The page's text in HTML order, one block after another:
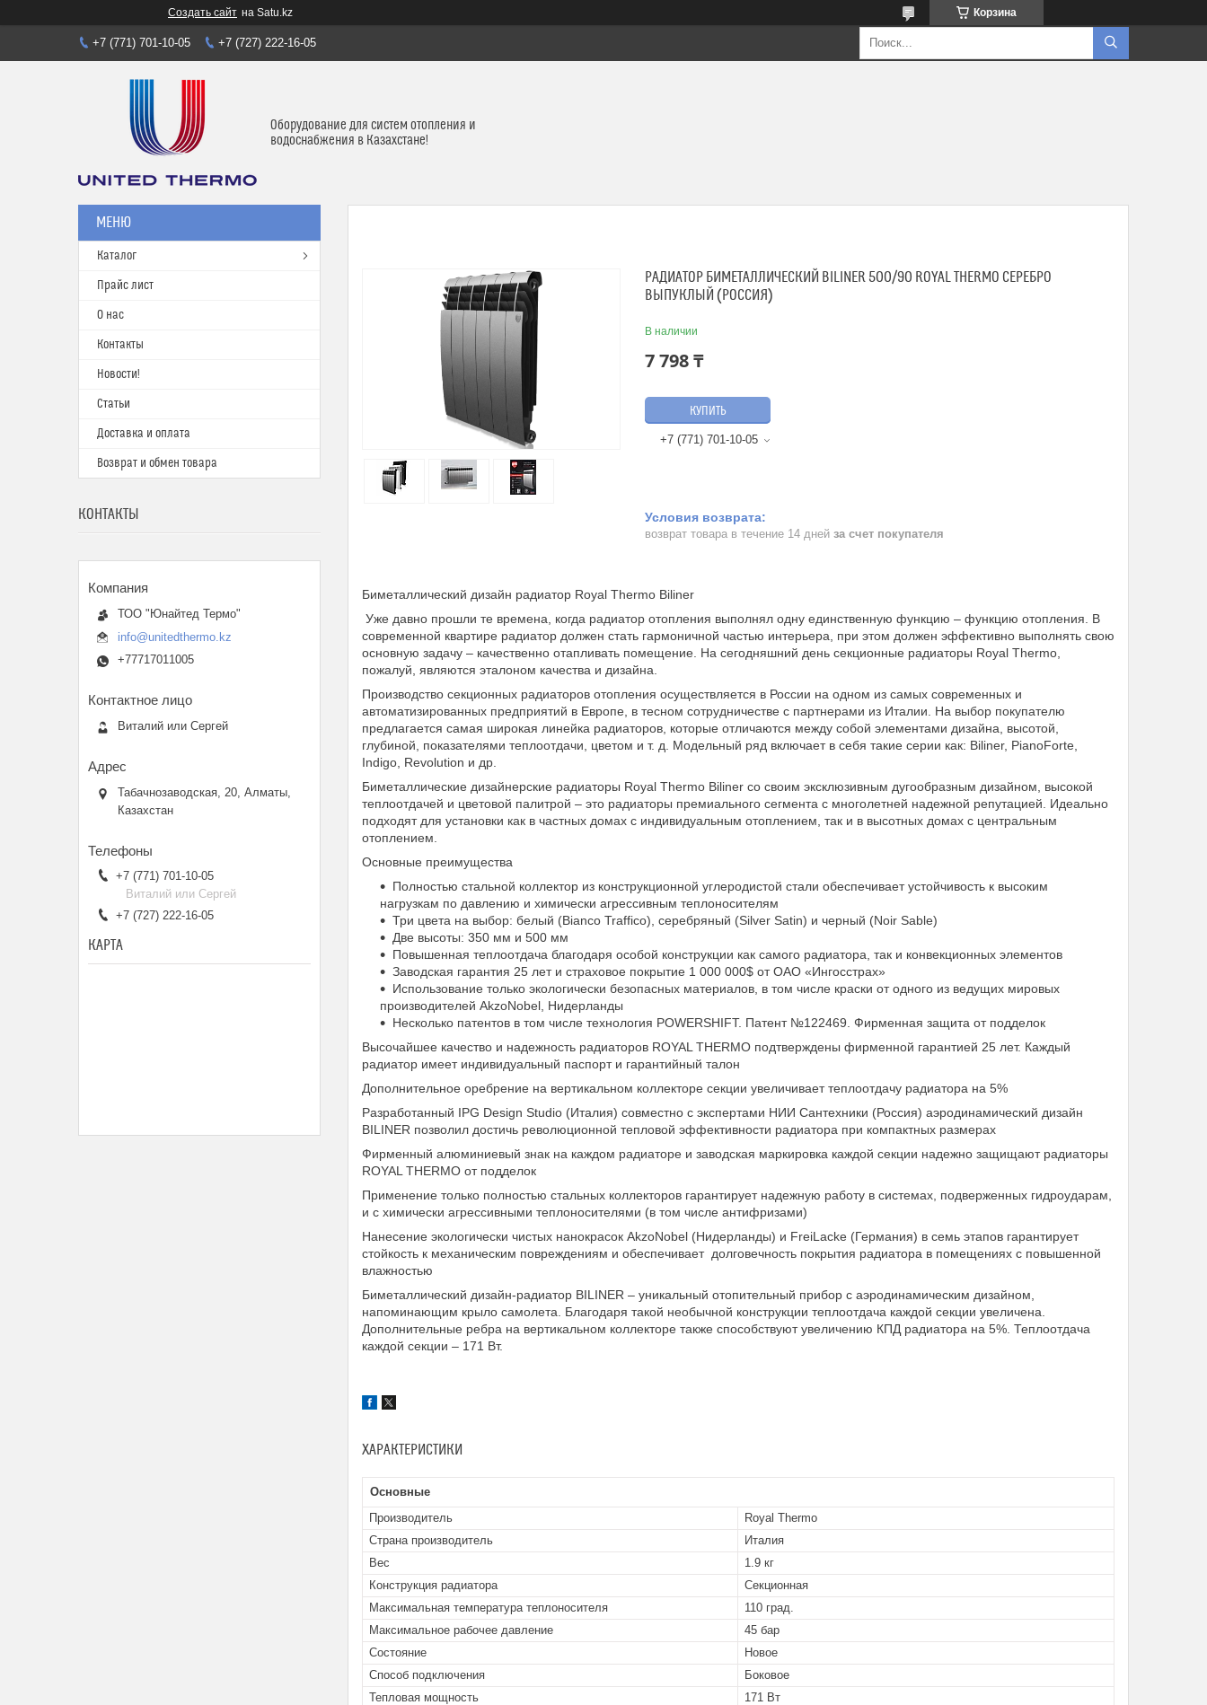
Создать сайт на Satu.kz Корзина
+7 (771) 701-10-05 +7 (727) 222-16-05
Оборудование для систем отопления и
водоснабжения в Казахстане!
РАДИАТОР БИМЕТАЛЛИЧЕСКИЙ BILINER 500/90 ROYAL THERMO СЕРЕБРО
ВЫПУКЛЫЙ (РОССИЯ)
В наличии
7 798 ₸
КУПИТЬ
+7 (771) 701-10-05
возврат товара в течение 14 дней за счет покупателя
Биметаллический дизайн радиатор Royal Thermo Biliner
Уже давно прошли те времена, когда радиатор отопления выполнял одну единственную функцию – функцию отопления. В
современной квартире радиатор должен стать гармоничной частью интерьера, при этом должен эффективно выполнять свою
основную задачу – качественно отапливать помещение. На сегодняшний день секционные радиаторы Royal Thermo,
пожалуй, являются эталоном качества и дизайна.
Производство секционных радиаторов отопления осуществляется в России на одном из самых современных и
автоматизированных предприятий в Европе, в тесном сотрудничестве с партнерами из Италии. На выбор покупателю
предлагается самая широкая линейка радиаторов, которые отличаются между собой элементами дизайна, высотой,
глубиной, показателями теплоотдачи, цветом и т. д. Модельный ряд включает в себя такие серии как: Biliner, PianoForte,
Indigo, Revolution и др.
Биметаллические дизайнерские радиаторы Royal Thermo Biliner со своим эксклюзивным дугообразным дизайном, высокой
теплоотдачей и цветовой палитрой – это радиаторы премиального сегмента с многолетней надежной репутацией. Идеально
подходят для установки как в частных домах с индивидуальным отоплением, так и в высотных домах с центральным
отоплением.
Основные преимущества
Полностью стальной коллектор из конструкционной углеродистой стали обеспечивает устойчивость к высоким
нагрузкам по давлению и химически агрессивным теплоносителям
Три цвета на выбор: белый (Bianco Traffico), серебряный (Silver Satin) и черный (Noir Sable)
Две высоты: 350 мм и 500 мм
Повышенная теплоотдача благодаря особой конструкции как самого радиатора, так и конвекционных элементов
Заводская гарантия 25 лет и страховое покрытие 1 000 000$ от ОАО «Ингосстрах»
Использование только экологически безопасных материалов, в том числе краски от одного из ведущих мировых
производителей AkzoNobel, Нидерланды
Несколько патентов в том числе технология POWERSHIFT. Патент №122469. Фирменная защита от подделок
Высочайшее качество и надежность радиаторов ROYAL THERMO подтверждены фирменной гарантией 25 лет. Каждый
радиатор имеет индивидуальный паспорт и гарантийный талон
Дополнительное оребрение на вертикальном коллекторе секции увеличивает теплоотдачу радиатора на 5%
Разработанный IPG Design Studio (Италия) совместно с экспертами НИИ Сантехники (Россия) аэродинамический дизайн
BILINER позволил достичь революционной тепловой эффективности радиатора при компактных размерах
Фирменный алюминиевый знак на каждом радиаторе и заводская маркировка каждой секции надежно защищают радиаторы
ROYAL THERMO от подделок
Применение только полностью стальных коллекторов гарантирует надежную работу в системах, подверженных гидроударам,
и с химически агрессивными теплоносителями (в том числе антифризами)
Нанесение экологически чистых нанокрасок AkzoNobel (Нидерланды) и FreiLacke (Германия) в семь этапов гарантирует
стойкость к механическим повреждениям и обеспечивает долговечность покрытия радиатора в помещениях с повышенной
влажностью
Биметаллический дизайн-радиатор BILINER – уникальный отопительный прибор с аэродинамическим дизайном,
напоминающим крыло самолета. Благодаря такой необычной конструкции теплоотдача каждой секции увеличена.
Дополнительные ребра на вертикальном коллекторе также способствуют увеличению КПД радиатора на 5%. Теплоотдача
каждой секции – 171 Вт.
ХАРАКТЕРИСТИКИ
Основные
Производитель
Royal Thermo
Страна производитель
Италия
Вес
1.9 кг
Конструкция радиатора
Секционная
Максимальная температура теплоносителя
110 град.
Максимальное рабочее давление
45 бар
Состояние
Новое
Способ подключения
Боковое
Тепловая мощность
171 Вт
Каталог
Прайс лист
О нас
Контакты
Новости!
Статьи
Доставка и оплата
Возврат и обмен товара
КОНТАКТЫ
ТОО "Юнайтед Термо"
info@unitedthermo.kz
+77717011005
Виталий или Сергей
Табачнозаводская, 20, Алматы,
Казахстан
+7 (771) 701-10-05
Виталий или Сергей
+7 (727) 222-16-05
КАРТА